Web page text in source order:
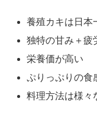
養殖カキは日本
独特の甘み＋
栄養価が高い
ぷりっぷりの食
料理方法は様々